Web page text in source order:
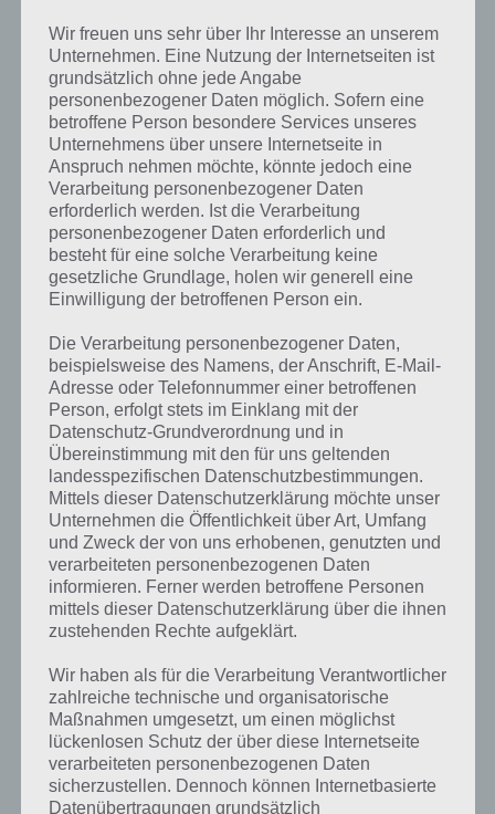
In diesem Job benötigst du Geometrie: 94%
Lösung
Nachfolgend findest du alle richtigen Antworten zum Sachverhalt In
diesem Job benötigst du Geometrie in der App 94%. Die Lösung ist
dabei nach den Prozent-Werten sortiert. Hier die Antworten:
42% – Mathematiker
30% – Architekt
11% – Ingenieur
6% – Bauzeichner
5% – Physiker
Es hat die Form eines Dreiecks: Lösung für
94%
Nun die Antworten zu Es hat die Form eines Dreiecks beim Paket
Geometrie:
26% – Pyramide
19% – Dach
18% – Geodreieck
14% – Vorfahrtschild
9% – Triangel
2% – Pizzastück
Bild: Bausteine
25% – Spielzeug
Wir freuen uns sehr über Ihr Interesse an unserem
Unternehmen. Eine Nutzung der Internetseiten ist
grundsätzlich ohne jede Angabe
personenbezogener Daten möglich. Sofern eine
betroffene Person besondere Services unseres
Unternehmens über unsere Internetseite in
Anspruch nehmen möchte, könnte jedoch eine
Verarbeitung personenbezogener Daten
erforderlich werden. Ist die Verarbeitung
personenbezogener Daten erforderlich und
besteht für eine solche Verarbeitung keine
gesetzliche Grundlage, holen wir generell eine
Einwilligung der betroffenen Person ein.
Die Verarbeitung personenbezogener Daten,
beispielsweise des Namens, der Anschrift, E-Mail-
Adresse oder Telefonnummer einer betroffenen
Person, erfolgt stets im Einklang mit der
Datenschutz-Grundverordnung und in
Übereinstimmung mit den für uns geltenden
landesspezifischen Datenschutzbestimmungen.
Mittels dieser Datenschutzerklärung möchte unser
Unternehmen die Öffentlichkeit über Art, Umfang
und Zweck der von uns erhobenen, genutzten und
verarbeiteten personenbezogenen Daten
informieren. Ferner werden betroffene Personen
mittels dieser Datenschutzerklärung über die ihnen
zustehenden Rechte aufgeklärt.
Wir haben als für die Verarbeitung Verantwortlicher
zahlreiche technische und organisatorische
Maßnahmen umgesetzt, um einen möglichst
lückenlosen Schutz der über diese Internetseite
verarbeiteten personenbezogenen Daten
sicherzustellen. Dennoch können Internetbasierte
Datenübertragungen grundsätzlich